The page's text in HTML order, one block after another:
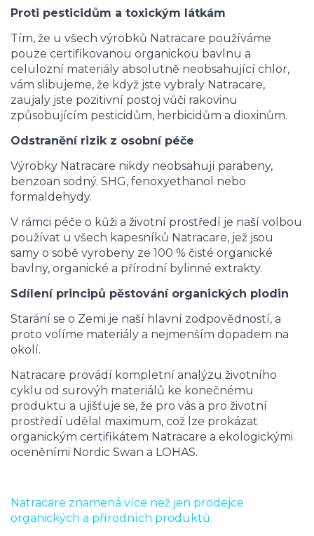
Proti pesticidům a toxickým látkám
Tím, že u všech výrobků Natracare používáme
pouze certifikovanou organickou bavlnu a
celulozní materiály absolutně neobsahující chlor,
vám slibujeme, že když jste vybraly Natracare,
zaujaly jste pozitivní postoj vůči rakovinu
způsobujícím pesticidům, herbicidům a dioxinům.
Odstranění rizik z osobní péče
Výrobky Natracare nikdy neobsahují parabeny,
benzoan sodný. SHG, fenoxyethanol nebo
formaldehydy.
V rámci péče o kůži a životní prostředí je naší volbou
používat u všech kapesníků Natracare, jež jsou
samy o sobě vyrobeny ze 100 % čisté organické
bavlny, organické a přírodní bylinné extrakty.
Sdílení principů pěstování organických plodin
Starání se o Zemi je naší hlavní zodpovědností, a
proto volíme materiály a nejmenším dopadem na
okolí.
Natracare provádí kompletní analýzu životního
cyklu od surovýh materiálů ke konečnému
produktu a ujišťuje se, že pro vás a pro životní
prostředí udělal maximum, což lze prokázat
organickým certifikátem Natracare a ekologickými
oceněními Nordic Swan a LOHAS.
Natracare znamená více než jen prodejce
organických a přírodních produktů.